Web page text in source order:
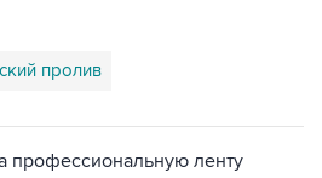
пролив
профессиональную ленту